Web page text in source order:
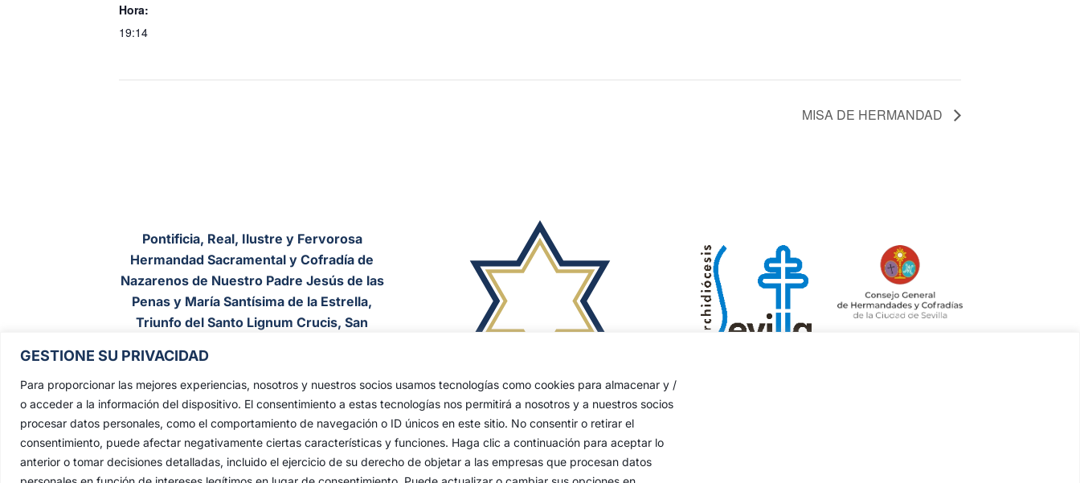
GESTIONE SU PRIVACIDAD
Para proporcionar las mejores experiencias, nosotros y nuestros socios usamos tecnologías como cookies para almacenar y /
o acceder a la información del dispositivo. El consentimiento a estas tecnologías nos permitirá a nosotros y a nuestros socios
procesar datos personales, como el comportamiento de navegación o ID únicos en este sitio. No consentir o retirar el
consentimiento, puede afectar negativamente ciertas características y funciones. Haga clic a continuación para aceptar lo
anterior o tomar decisiones detalladas, incluido el ejercicio de su derecho de objetar a las empresas que procesan datos
Hora:
19:14
MISA DE HERMANDAD
Pontificia, Real, Ilustre y Fervorosa
Hermandad Sacramental y Cofradía de
Nazarenos de Nuestro Padre Jesús de las
Penas y María Santísima de la Estrella,
Triunfo del Santo Lignum Crucis, San
Capilla: C. San Jacinto, 41
Casa Hermandad: C/ Jesús de las Penas, 4
41010 Sevilla